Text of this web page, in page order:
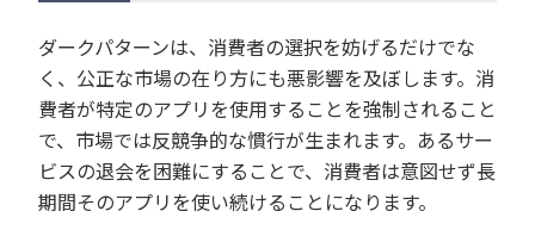
ダークパターンは、消費者の選択を妨げるだけでな
く、公正な市場の在り方にも悪影響を及ぼします。消
費者が特定のアプリを使用することを強制されること
で、市場では反競争的な慣行が生まれます。あるサー
ビスの退会を困難にすることで、消費者は意図せず長
期間そのアプリを使い続けることになります。